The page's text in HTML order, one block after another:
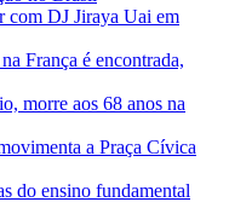
com DJ Jiraya Uai em
França é encontrada,
morre aos 68 anos na
a Praça Cívica
do ensino fundamental